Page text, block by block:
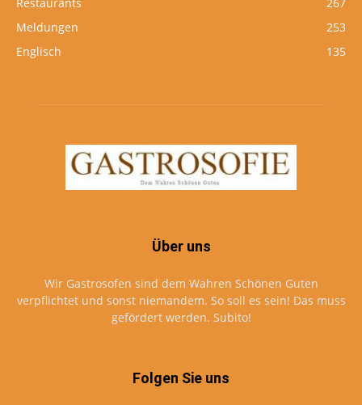
Meldungen
253
Englisch
135
Über uns
Wir Gastrosofen sind dem Wahren Schönen Guten
verpflichtet und sonst niemandem. So soll es sein! Das muss
gefördert werden. Subito!
Folgen Sie uns